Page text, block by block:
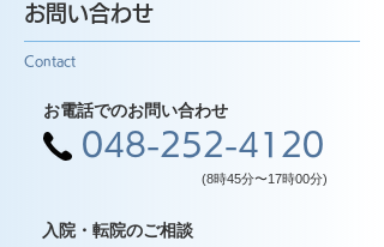
お問い合わせ
Contact
お電話でのお問い合わせ
048-252-4120
(8時45分〜17時00分)
入院・転院のご相談